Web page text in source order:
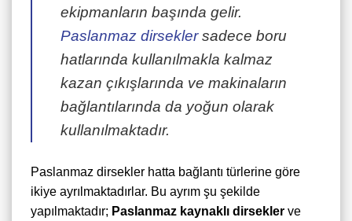
ekipmanların başında gelir.
Paslanmaz dirseklersadece boru
hatlarında kullanılmakla kalmaz
kazan çıkışlarında ve makinaların
bağlantılarında da yoğun olarak
kullanılmaktadır.
Paslanmaz dirsekler hatta bağlantı türlerine göre
ikiye ayrılmaktadırlar. Bu ayrım şu şekilde
yapılmaktadır; Paslanmaz kaynaklı dirsekler ve